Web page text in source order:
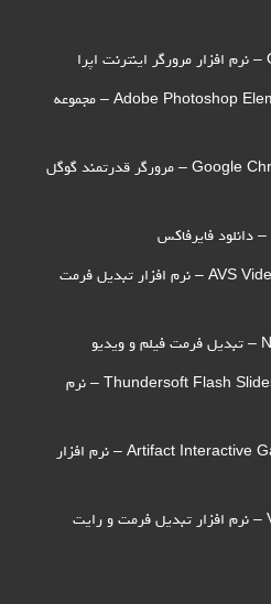
دانلود Adobe Photoshop Elements 2026 v26.2.0.2 – مجموعه
دانلود Google Chrome 145.0.7632.117 – مرورگر قدرتمند گوگل
دانلود AVS Video Converter 14.1.3.4 – نرم افزار تبدیل فرمت
دانلود Thundersoft Flash Slideshow Factory 5.6.0.0 – نرم
دانلود Artifact Interactive Garden Planner 3.8.83 – نرم افزار
دانلود Video Shaper Pro 6.0 – نرم افزار تبدیل فرمت و رایت